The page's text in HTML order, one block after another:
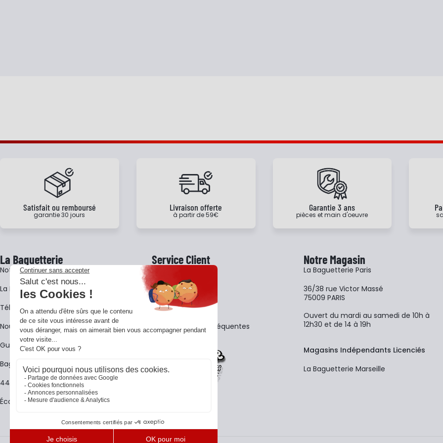
Satisfait ou remboursé
garantie 30 jours
Livraison offerte
à partir de 59€
Garantie 3 ans
pièces et main d'oeuvre
La Baguetterie
Notre histoire
La BagShow
​Télécharger le catalogue
Nous contacter
Guides La Baguetterie
Baguetterie Shop Online
44 ans de rencontres
Écoles
Service Client
Garantie 3 ans
CGV
FAQ - Questions Fréquentes
Notre Magasin
La Baguetterie Paris
36/38 rue Victor Massé
75009 PARIS
Ouvert du mardi au samedi de 10h à
12h30 et de 14 à 19h
Magasins Indépendants Licenciés
La Baguetterie Marseille